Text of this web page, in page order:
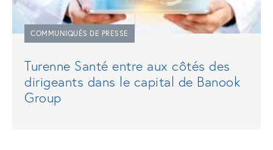
COMMUNIQUÉS DE PRESSE
Turenne Santé entre aux côtés des
dirigeants dans le capital de Banook
Group